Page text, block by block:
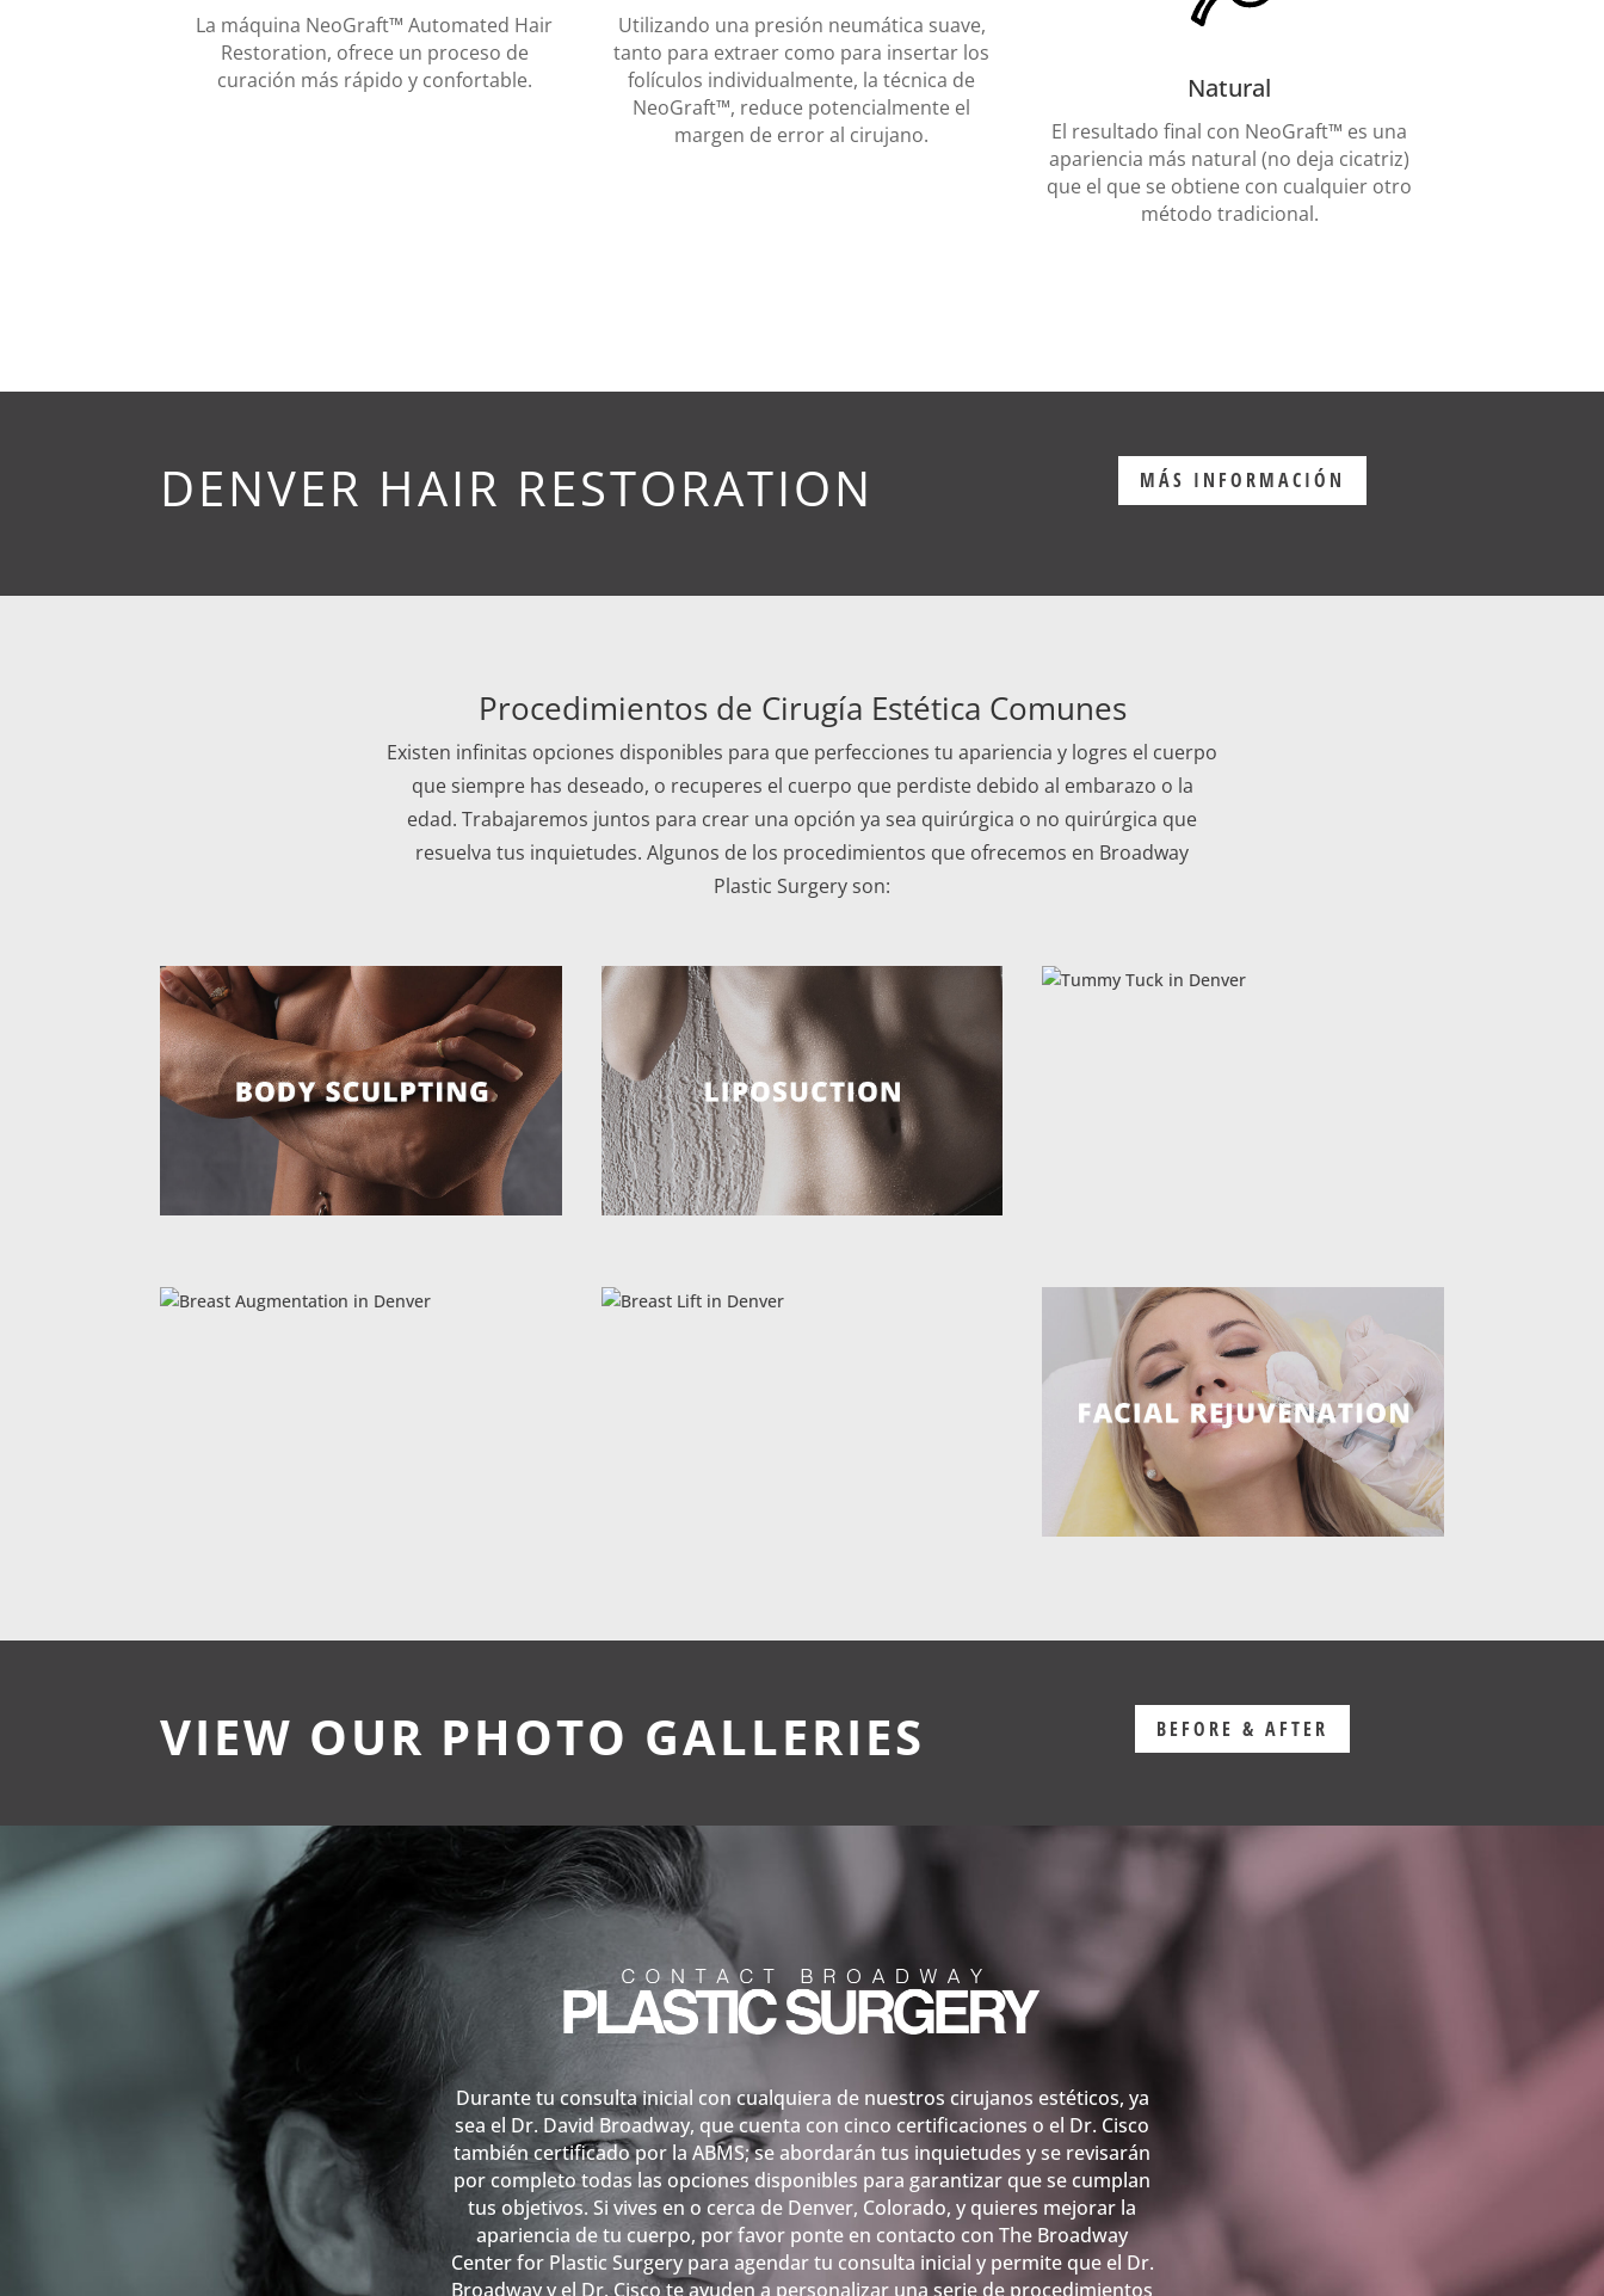
La máquina NeoGraft™ Automated Hair
Restoration, ofrece un proceso de
curación más rápido y confortable.
Utilizando una presión neumática suave,
tanto para extraer como para insertar los
folículos individualmente, la técnica de
NeoGraft™, reduce potencialmente el
margen de error al cirujano.
Natural
El resultado final con NeoGraft™ es una
apariencia más natural (no deja cicatriz)
que el que se obtiene con cualquier otro
método tradicional.
DENVER HAIR RESTORATION MÁS INFORMACIÓN
Procedimientos de Cirugía Estética Comunes
Existen infinitas opciones disponibles para que perfecciones tu apariencia y logres el cuerpo
que siempre has deseado, o recuperes el cuerpo que perdiste debido al embarazo o la
edad. Trabajaremos juntos para crear una opción ya sea quirúrgica o no quirúrgica que
resuelva tus inquietudes. Algunos de los procedimientos que ofrecemos en Broadway
Plastic Surgery son:
VIEW OUR PHOTO GALLERIES BEFORE & AFTER
Durante tu consulta inicial con cualquiera de nuestros cirujanos estéticos, ya
sea el Dr. David Broadway, que cuenta con cinco certificaciones o el Dr. Cisco
también certificado por la ABMS; se abordarán tus inquietudes y se revisarán
por completo todas las opciones disponibles para garantizar que se cumplan
tus objetivos. Si vives en o cerca de Denver, Colorado, y quieres mejorar la
apariencia de tu cuerpo, por favor ponte en contacto con The Broadway
Center for Plastic Surgery para agendar tu consulta inicial y permite que el Dr.
Broadway y el Dr. Cisco te ayuden a personalizar una serie de procedimientos